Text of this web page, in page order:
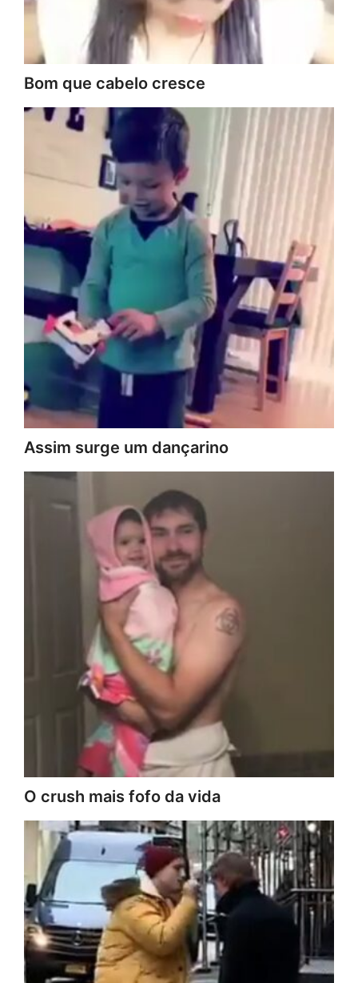
Bom que cabelo cresce
Assim surge um dançarino
O crush mais fofo da vida